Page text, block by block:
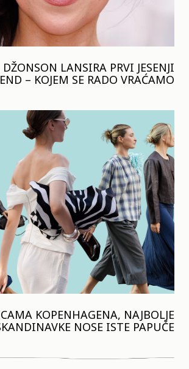
LANSIRA PRVI JESENJI
– KOJEM SE RADO VRAĆAMO
KOPENHAGENA, NAJBOLJE
NOSE ISTE PAPUČE